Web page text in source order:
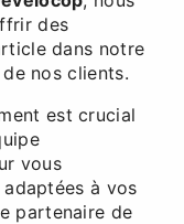
des
dans notre
nos clients.
est crucial
vous
à vos
partenaire de